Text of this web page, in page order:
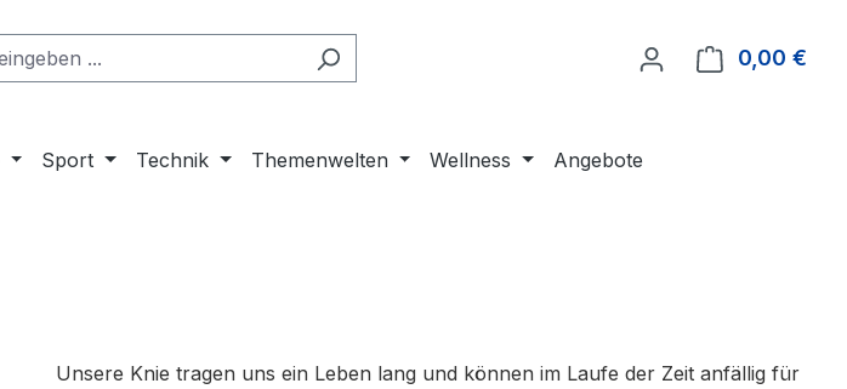
0,00 €
Sport Technik Themenwelten Wellness Angebote
Unsere Knie tragen uns ein Leben lang und können im Laufe der Zeit anfällig für